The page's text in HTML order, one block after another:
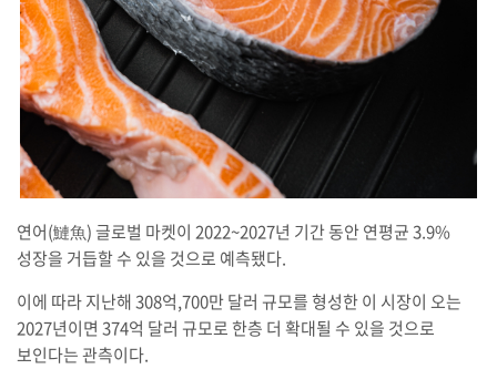
연어(鰱魚) 글로벌 마켓이 2022~2027년 기간 동안 연평균 3.9%
성장을 거듭할 수 있을 것으로 예측됐다.
이에 따라 지난해 308억,700만 달러 규모를 형성한 이 시장이 오는
2027년이면 374억 달러 규모로 한층 더 확대될 수 있을 것으로
보인다는 관측이다.